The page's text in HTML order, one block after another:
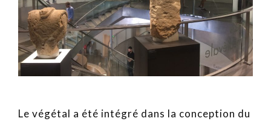
Le végétal a été intégré dans la conception du